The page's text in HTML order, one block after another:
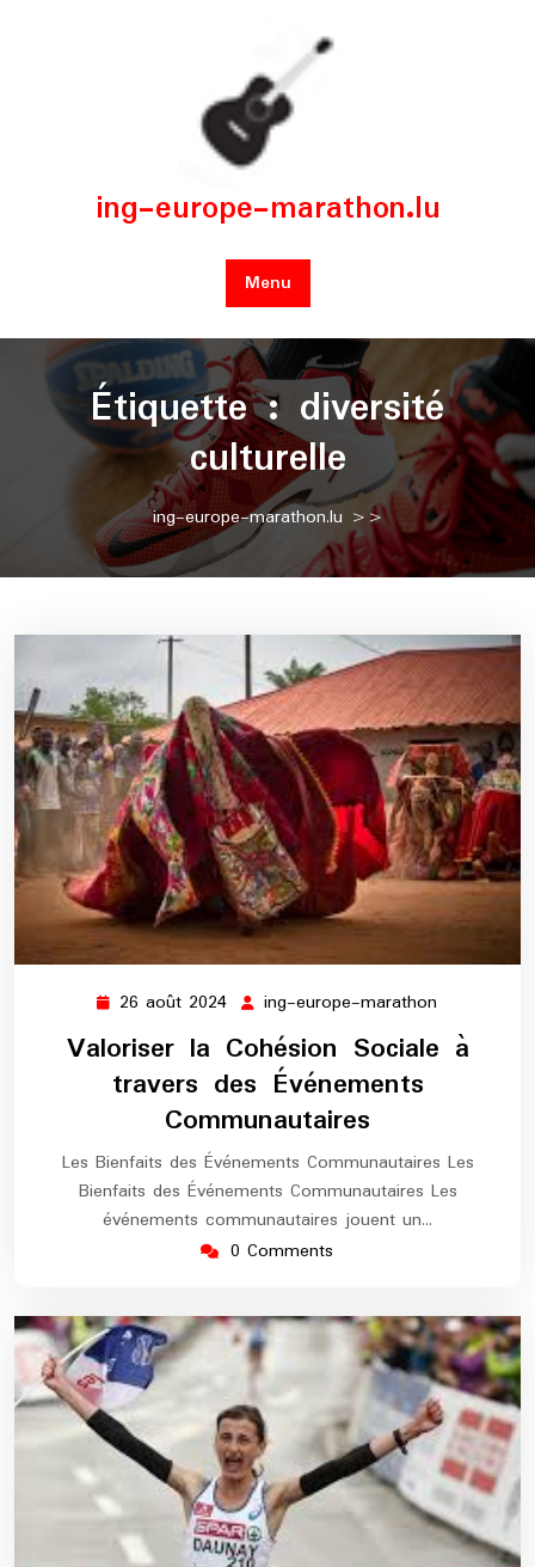
ing-europe-marathon.lu
Menu
Étiquette : diversité
culturelle
ing-europe-marathon.lu >>
26 août 2024 26
août
2024
ing-europe-marathon
europe-
marathon
Valoriser la Cohésion Sociale à
travers des Événements
Communautaires
Les Bienfaits des Événements Communautaires Les
Bienfaits des Événements Communautaires Les
événements communautaires jouent un…
0 Comments